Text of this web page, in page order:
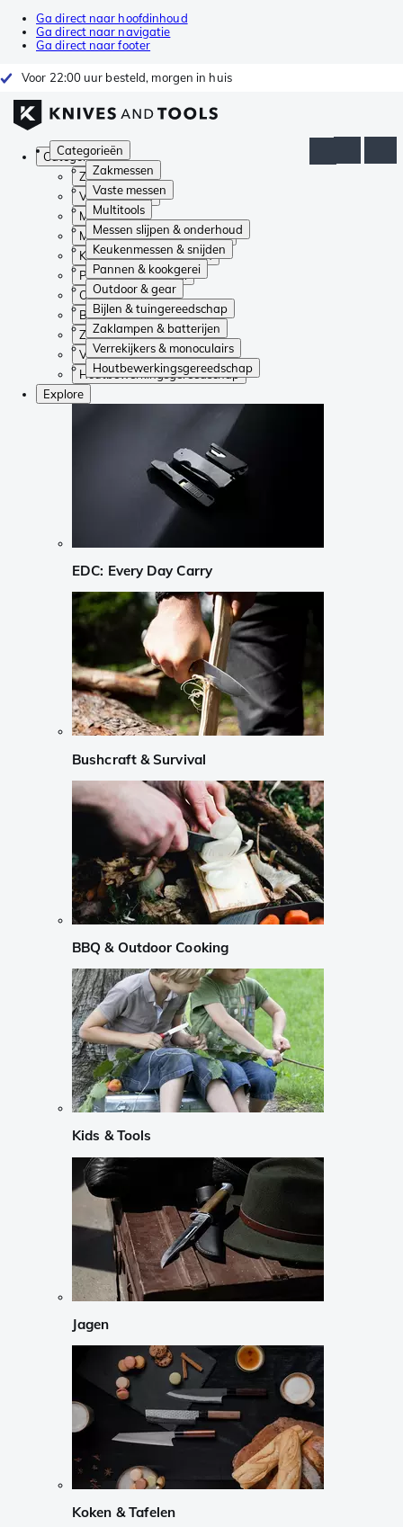
Ga direct naar hoofdinhoud
Ga direct naar navigatie
Ga direct naar footer
Voor 22:00 uur besteld, morgen in huis
Categorieën
Zakmessen
Vaste messen
Multitools
Messen slijpen & onderhoud
Keukenmessen & snijden
Pannen & kookgerei
Outdoor & gear
Bijlen & tuingereedschap
Zaklampen & batterijen
Verrekijkers & monoculairs
Houtbewerkingsgereedschap
Categorieën
Zakmessen
Vaste messen
Multitools
Messen slijpen & onderhoud
Keukenmessen & snijden
Pannen & kookgerei
Outdoor & gear
Bijlen & tuingereedschap
Zaklampen & batterijen
Verrekijkers & monoculairs
Houtbewerkingsgereedschap
Explore
EDC: Every Day Carry
Bushcraft & Survival
BBQ & Outdoor Cooking
Kids & Tools
Jagen
Koken & Tafelen